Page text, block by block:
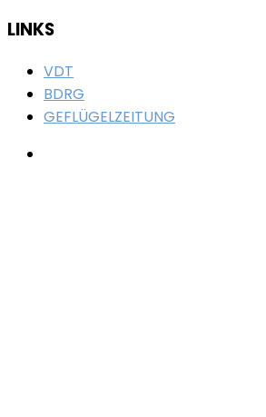
LINKS
VDT
BDRG
GEFLÜGELZEITUNG